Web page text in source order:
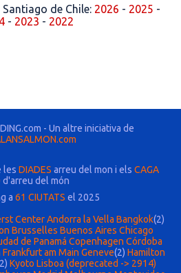
de Chile: 2026 - 2025 -
- 2023 - 2022
- Un altre iniciativa de
les DIADES arreu del mon i els CAGA
d'arreu del món
a 61 CIUTATS el 2025
CenterAndorra la Vella Bangkok(2)
Brusselles Buenos Aires Chicago
de Panamá Copenhagen Córdoba
Frankfurt am Main Geneve(2) Hamilton
Kyoto Lisboa (deprecated -> 2914)